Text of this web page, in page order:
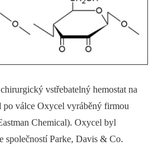
vstřebatelný hemostat na
válce Oxycel vyráběný firmou
Chemical). Oxycel byl
společností Parke, Davis & Co.